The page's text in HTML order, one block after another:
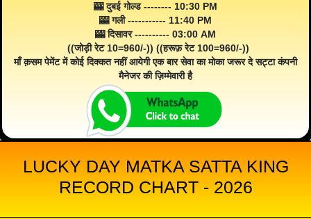
🎰 दुबई गोल्ड -------- 10:30 PM
🎰 गली ----------- 11:40 PM
🎰 दिसावर ---------- 03:00 AM
((जोड़ी रेट 10=960/-)) ((हरूफ़ रेट 100=960/-))
माँ क़सम पेमेंट में कोई दिक्कत नहीं आयेगी एक बार सेवा का मोका जरूर दे सट्टा कंपनी
मैनेजर की ज़िम्मेवारी है
LUCKY DAY MATKA SATTA KING
RECORD CHART - 2026